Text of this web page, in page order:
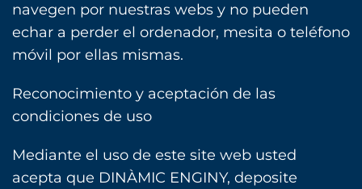
navegen por nuestras webs y no pueden
echar a perder el ordenador, mesita o teléfono
móvil por ellas mismas.
Reconocimiento y aceptación de las
condiciones de uso
Mediante el uso de este site web usted
acepta que DINÀMIC ENGINY, deposite